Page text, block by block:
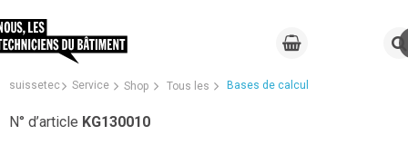
suissetec Service Shop Tous les Bases de calcul
N° d’article KG130010